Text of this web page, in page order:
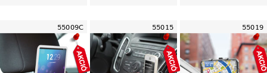
55009C 55015 55019